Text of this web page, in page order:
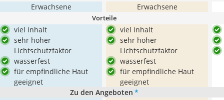
Erwachsene Erwachsene
Vorteile
viel Inhalt
sehr hoher
Lichtschutzfaktor
wasserfest
für empfindliche Haut
geeignet
viel Inhalt
sehr hoher
Lichtschutzfaktor
wasserfest
für empfindliche Haut
geeignet
Zu den Angeboten *